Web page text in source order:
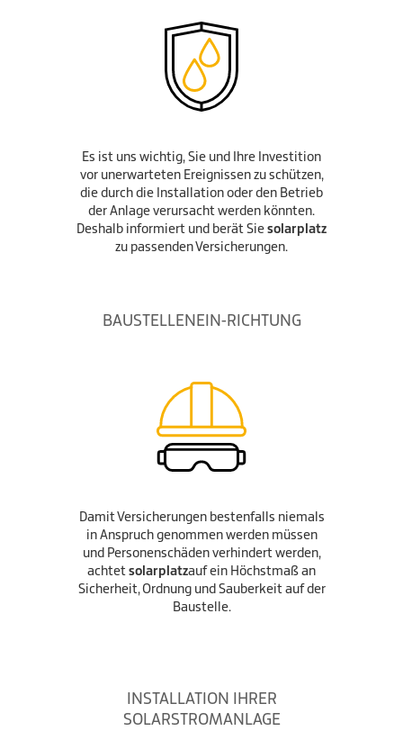
Es ist uns wichtig, Sie und Ihre Investition
vor unerwarteten Ereignissen zu schützen,
die durch die Installation oder den Betrieb
der Anlage verursacht werden könnten.
Deshalb informiert und berät Siesolarplatz
zu passenden Versicherungen.
BAUSTELLENEIN-RICHTUNG
Damit Versicherungen bestenfalls niemals
in Anspruch genommen werden müssen
und Personenschäden verhindert werden,
achtetsolarplatzauf ein Höchstmaß an
Sicherheit, Ordnung und Sauberkeit auf der
Baustelle.
INSTALLATION IHRER
SOLARSTROMANLAGE